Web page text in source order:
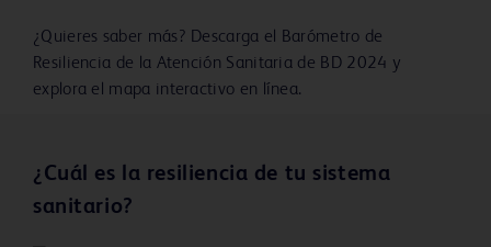
¿Quieres saber más? Descarga el Barómetro de
Resiliencia de la Atención Sanitaria de BD 2024 y
explora el mapa interactivo en línea.
¿Cuál es la resiliencia de tu sistema
sanitario?